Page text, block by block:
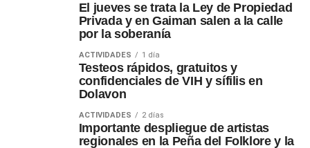
El jueves se trata la Ley de Propiedad
Privada y en Gaiman salen a la calle
por la soberanía
ACTIVIDADES 1 día
Testeos rápidos, gratuitos y
confidenciales de VIH y sífilis en
Dolavon
ACTIVIDADES 2 días
Importante despliegue de artistas
regionales en la Peña del Folklore y la